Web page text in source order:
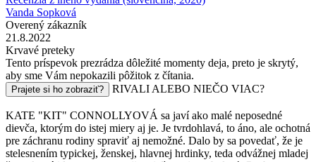
Vanda Sopková
Overený zákazník
21.8.2022
Krvavé preteky
Tento príspevok prezrádza dôležité momenty deja, preto je skrytý,
aby sme Vám nepokazili pôžitok z čítania.
Prajete si ho zobraziť? RIVALI ALEBO NIEČO VIAC?
KATE "KIT" CONNOLLYOVÁ sa javí ako malé neposedné
dievča, ktorým do istej miery aj je. Je tvrdohlavá, to áno, ale ochotná
pre záchranu rodiny spraviť aj nemožné. Dalo by sa povedať, že je
stelesnením typickej, ženskej, hlavnej hrdinky, teda odvážnej mladej